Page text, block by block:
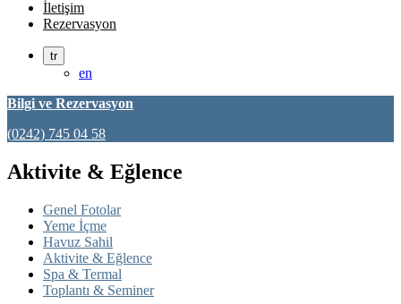
İletişim
Rezervasyon
tr
en
Bilgi ve Rezervasyon
(0242) 745 04 58
Aktivite & Eğlence
Genel Fotolar
Yeme İçme
Havuz Sahil
Aktivite & Eğlence
Spa & Termal
Toplantı & Seminer